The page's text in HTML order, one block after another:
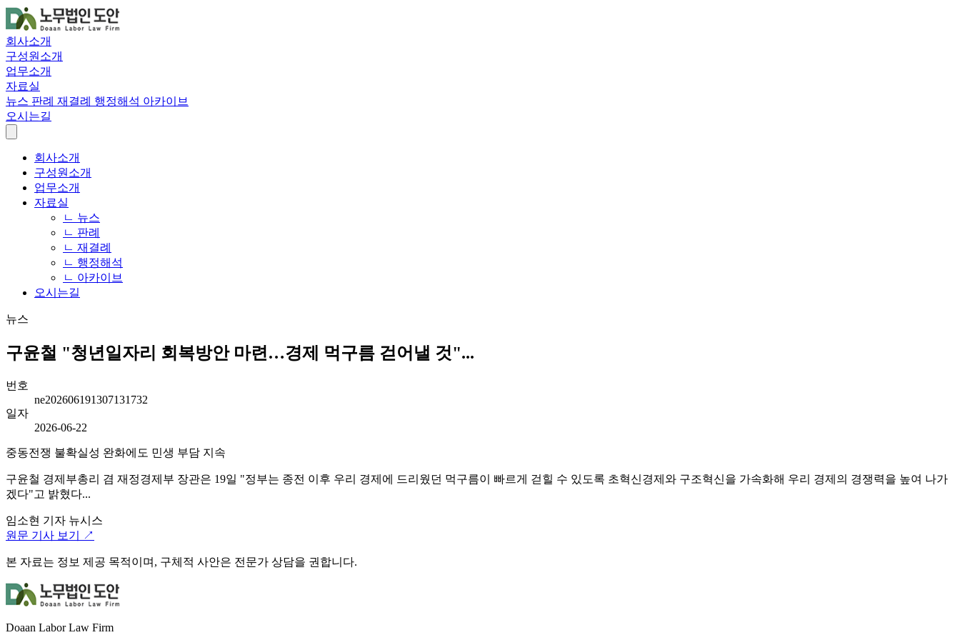
회사소개
구성원소개
업무소개
자료실
뉴스 판례 재결례 행정해석 아카이브
오시는길
회사소개
구성원소개
업무소개
자료실
ㄴ 뉴스
ㄴ 판례
ㄴ 재결례
ㄴ 행정해석
ㄴ 아카이브
오시는길
뉴스
구윤철 "청년일자리 회복방안 마련…경제 먹구름 걷어낼 것"...
번호
ne202606191307131732
일자
2026-06-22
중동전쟁 불확실성 완화에도 민생 부담 지속
구윤철 경제부총리 겸 재정경제부 장관은 19일 "정부는 종전 이후 우리 경제에 드리웠던 먹구름이 빠르게 걷힐 수 있도록 초혁신경제와 구조혁신을 가속화해 우리 경제의 경쟁력을 높여 나가
겠다"고 밝혔다...
임소현 기자 뉴시스
원문 기사 보기 ↗
본 자료는 정보 제공 목적이며, 구체적 사안은 전문가 상담을 권합니다.
Doaan Labor Law Firm